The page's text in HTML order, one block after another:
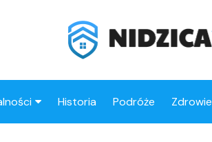
Historia Podróże Zdrowie